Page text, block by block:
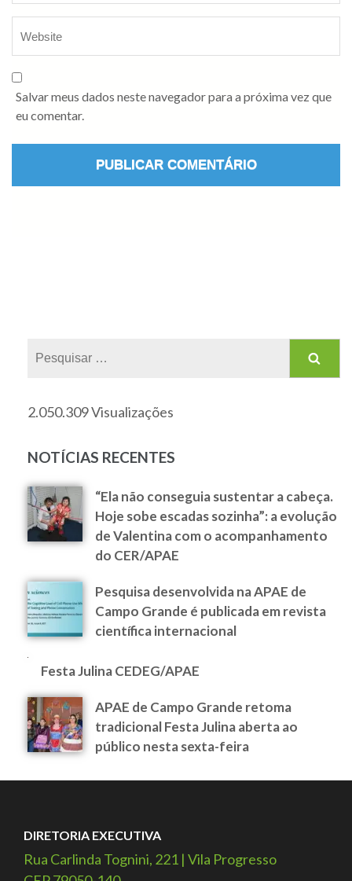
Salvar meus dados neste navegador para a próxima vez que
eu comentar.
2.050.309 Visualizações
NOTÍCIAS RECENTES
“Ela não conseguia sustentar a cabeça.
Hoje sobe escadas sozinha”: a evolução
de Valentina com o acompanhamento
do CER/APAE
Pesquisa desenvolvida na APAE de
Campo Grande é publicada em revista
científica internacional
Festa Julina CEDEG/APAE
APAE de Campo Grande retoma
tradicional Festa Julina aberta ao
público nesta sexta-feira
DIRETORIA EXECUTIVA
Rua Carlinda Tognini, 221 | Vila Progresso